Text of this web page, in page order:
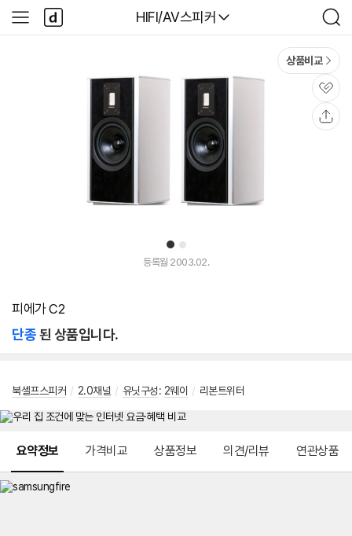
다나와
HIFI/AV스피커
검
색
사
이
다
나
와
1 2
상품비교
관
심
등록월 2003.02.
피에가 C2
단종된 상품입니다.
북셸프스피커 / 2.0채널 / 유닛구성: 2웨이 / 리본트위터
요약정보 가격비교 상품정보 의견/리뷰 연관상품